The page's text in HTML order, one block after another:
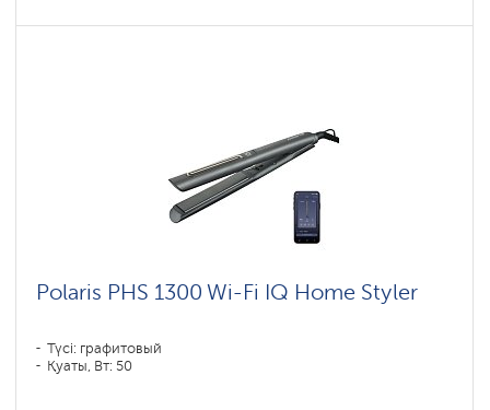
Polaris PHS 1300 Wi-Fi IQ Home Styler
Түсі: графитовый
Қуаты, Вт: 50